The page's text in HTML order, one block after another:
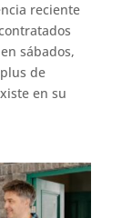
reciente
sábados,
de
en su